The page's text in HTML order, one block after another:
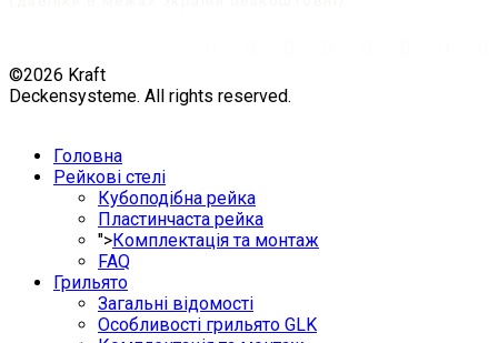
©2026 Kraft
Deckensysteme. All rights reserved.
Головна
Рейкові стелі
Кубоподібна рейка
Пластинчаста рейка
">Комплектація та монтаж
FAQ
Грильято
Загальні відомості
Особливості грильято GLK